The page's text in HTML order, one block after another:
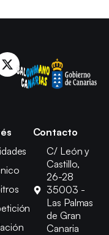
Contacto
C/ León y
Castillo,
26-28
35003 -
Las Palmas
de Gran
Canaria